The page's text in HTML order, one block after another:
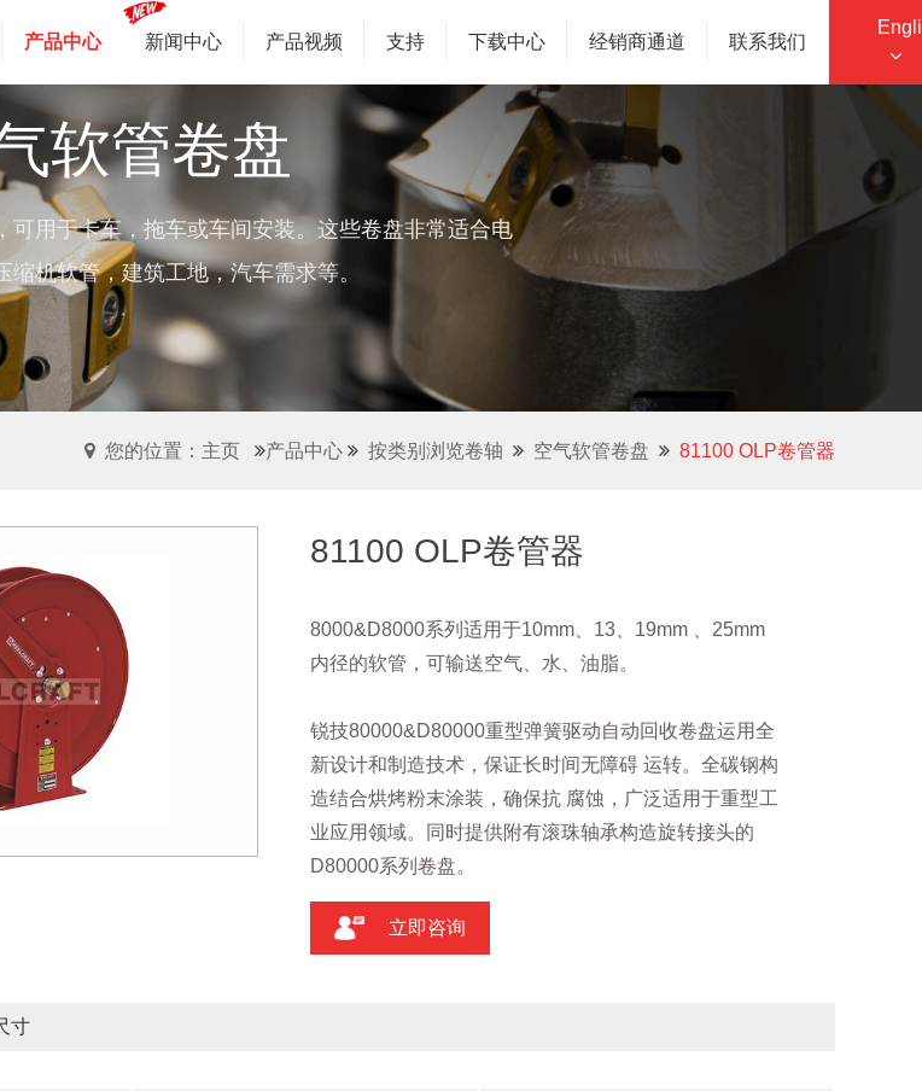
产品中心 新闻中心 产品视频 支持 下载中心 经销商通道 联系我们
软管卷盘
可用于卡车，拖车或车间安装。这些卷盘非常适合电
缩机软管，建筑工地，汽车需求等。
您的位置：主页 产品中心 按类别浏览卷轴 空气软管卷盘 81100 OLP卷管器
81100 OLP卷管器
8000&D8000系列适用于10mm、13、19mm 、25mm
内径的软管，可输送空气、水、油脂。
锐技80000&D80000重型弹簧驱动自动回收卷盘运用全
新设计和制造技术，保证长时间无障碍 运转。全碳钢构
造结合烘烤粉末涂装，确保抗 腐蚀，广泛适用于重型工
业应用领域。同时提供附有滚珠轴承构造旋转接头的
D80000系列卷盘。
立即咨询
寸